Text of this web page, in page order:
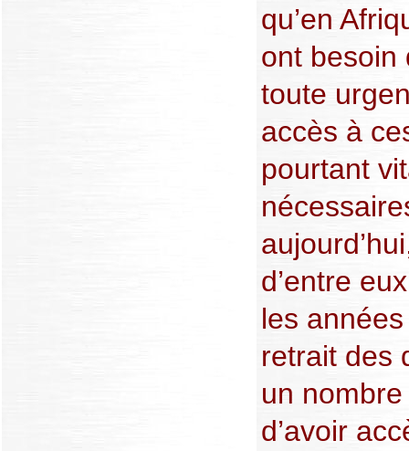
qu’en
ont besoin
toute
accès à
pourtant
d’entre
les
retrait des
un
d’avoir